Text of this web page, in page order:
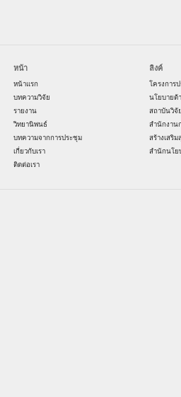
หน้า
หน้าแรก
บทความวิจัย
รายงาน
วิทยานิพนธ์
บทความจากการประชุม
เกี่ยวกับเรา
ติดต่อเรา
ลิงค์
โครงการ
นโยบายด้
สถาบันวิจั
สำนักงาน
สร้างเสริ
สำนักนโย